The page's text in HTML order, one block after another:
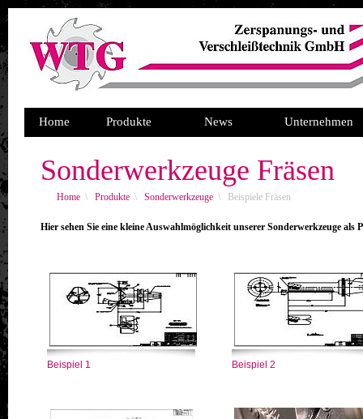
Home Produkte News Unternehmen
Sonderwerkzeuge Fräsen
Home \ Produkte \ Sonderwerkzeuge \ Beispiele Fräsen
Hier sehen Sie eine kleine Auswahlmöglichkeit unserer Sonderwerkzeuge als
Beispiel 1 Beispiel 2